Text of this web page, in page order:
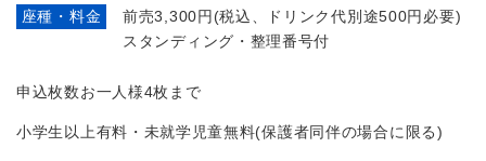
座種・料金
前売3,300円(税込、ドリンク代別途500円必要)
スタンディング・整理番号付
申込枚数お一人様4枚まで
小学生以上有料・未就学児童無料(保護者同伴の場合に限る)